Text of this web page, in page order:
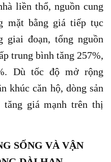
liền thổ, nguồn cung
mặt bằng giá tiếp tục
giai đoạn, tổng nguồn
trung bình tăng 257%,
Dù tốc độ mở rộng
khúc căn hộ, dòng sản
giá mạnh trên thị
SỐNG VÀ VẬN